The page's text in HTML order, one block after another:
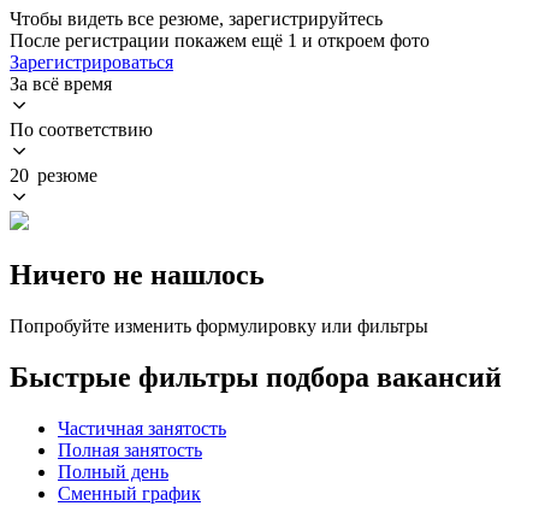
Чтобы видеть все резюме, зарегистрируйтесь
После регистрации покажем ещё 1 и откроем фото
Зарегистрироваться
За всё время
По соответствию
20 резюме
Ничего не нашлось
Попробуйте изменить формулировку или фильтры
Быстрые фильтры подбора вакансий
Частичная занятость
Полная занятость
Полный день
Сменный график